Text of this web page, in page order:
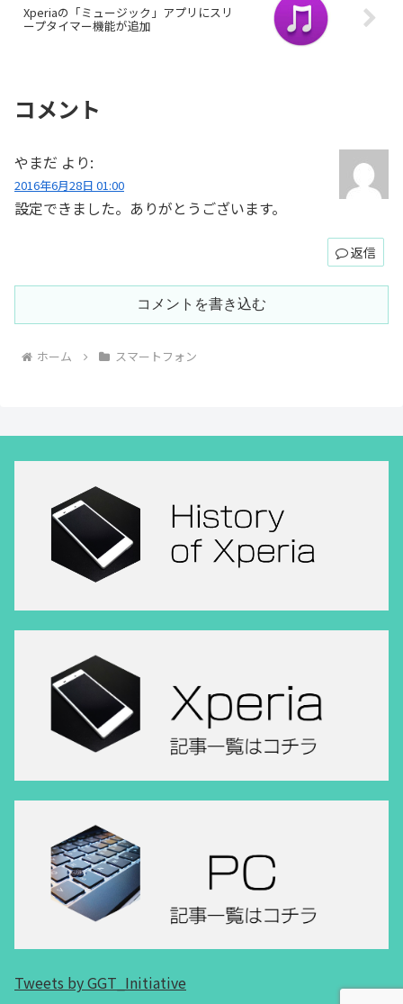
Xperiaの「ミュージック」アプリにスリ
ープタイマー機能が追加
コメント
やまだ より:
2016年6月28日 01:00
設定できました。ありがとうございます。
返信
コメントを書き込む
ホーム スマートフォン
Tweets by GGT_Initiative